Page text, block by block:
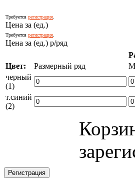
Требуется регистрация
Цена за (ед.)
Требуется регистрация
Цена за (ед.) р/ряд
Цвет:
Размерный ряд М
черный
(1)
т.синий
(2)